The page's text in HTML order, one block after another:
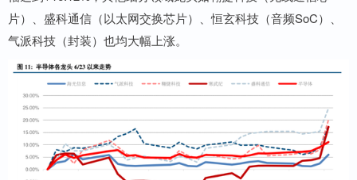
片）、盛科通信（以太网交换芯片）、恒玄科技（音频SoC）、
气派科技（封装）也均大幅上涨。